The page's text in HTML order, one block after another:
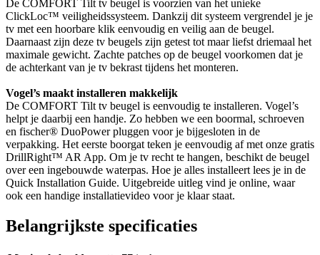
De COMFORT Tilt tv beugel is voorzien van het unieke
ClickLoc™ veiligheidssysteem. Dankzij dit systeem vergrendel je je
tv met een hoorbare klik eenvoudig en veilig aan de beugel.
Daarnaast zijn deze tv beugels zijn getest tot maar liefst driemaal het
maximale gewicht. Zachte patches op de beugel voorkomen dat je
de achterkant van je tv bekrast tijdens het monteren.
Vogel’s maakt installeren makkelijk
De COMFORT Tilt tv beugel is eenvoudig te installeren. Vogel’s
helpt je daarbij een handje. Zo hebben we een boormal, schroeven
en fischer® DuoPower pluggen voor je bijgesloten in de
verpakking. Het eerste boorgat teken je eenvoudig af met onze gratis
DrillRight™ AR App. Om je tv recht te hangen, beschikt de beugel
over een ingebouwde waterpas. Hoe je alles installeert lees je in de
Quick Installation Guide. Uitgebreide uitleg vind je online, waar
ook een handige installatievideo voor je klaar staat.
Belangrijkste specificaties